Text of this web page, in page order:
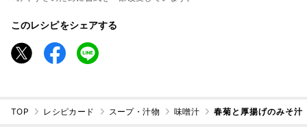
このレシピをシェアする
TOP レシピカード スープ・汁物 味噌汁 春菊と厚揚げのみそ汁